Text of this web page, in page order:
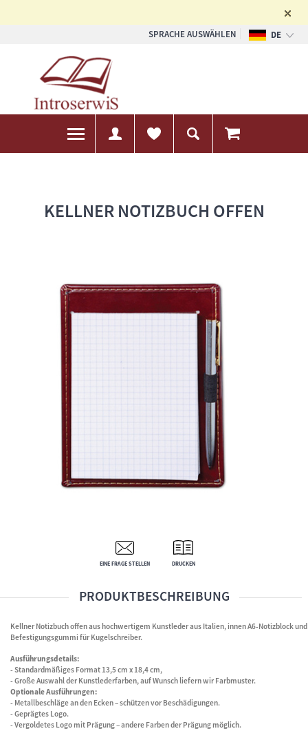
SPRACHE AUSWÄHLEN
DE
KELLNER NOTIZBUCH OFFEN
EINE FRAGE STELLEN DRUCKEN
PRODUKTBESCHREIBUNG
Kellner Notizbuch offen aus hochwertigem Kunstleder aus Italien, innen A6-Notizblock und
Befestigungsgummi für Kugelschreiber.
Ausführungsdetails:
- Standardmäßiges Format 13,5 cm x 18,4 cm,
- Große Auswahl der Kunstlederfarben, auf Wunsch liefern wir Farbmuster.
Optionale Ausführungen:
- Metallbeschläge an den Ecken – schützen vor Beschädigungen.
- Geprägtes Logo.
- Vergoldetes Logo mit Prägung – andere Farben der Prägung möglich.